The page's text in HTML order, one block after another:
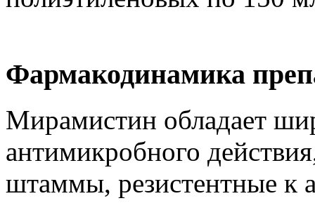
Фармакодинамика
Мирамистин обладает
антимикробного
штаммы, резистентные к